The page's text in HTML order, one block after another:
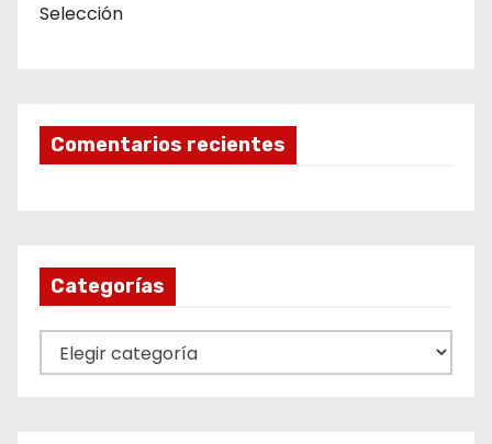
Selección
Comentarios recientes
Categorías
a